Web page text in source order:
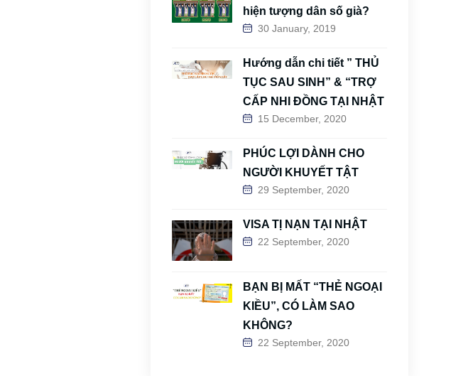
hiện tượng dân số già?
30 January, 2019
Hướng dẫn chi tiết ” THỦ
TỤC SAU SINH” & “TRỢ
CẤP NHI ĐỒNG TẠI NHẬT
15 December, 2020
PHÚC LỢI DÀNH CHO
NGƯỜI KHUYẾT TẬT
29 September, 2020
VISA TỊ NẠN TẠI NHẬT
22 September, 2020
BẠN BỊ MẤT “THẺ NGOẠI
KIỀU”, CÓ LÀM SAO
KHÔNG?
22 September, 2020